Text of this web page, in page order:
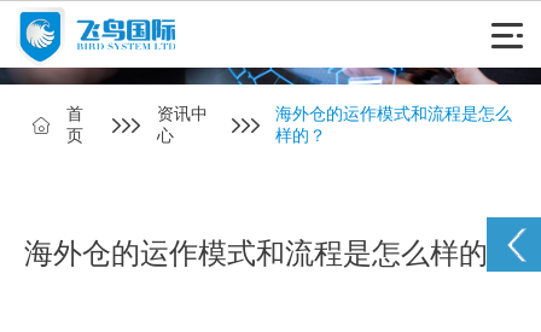
首
页
资讯中
心
海外仓的运作模式和流程是怎么
样的？
海外仓的运作模式和流程是怎么样的？